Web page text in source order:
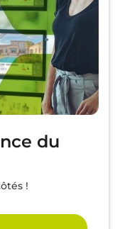
du
!